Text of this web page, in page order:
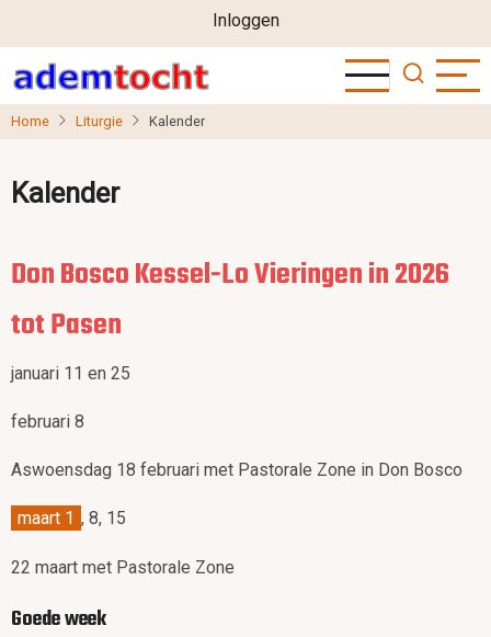
naar
de
inhoud
User
account
menu
Inloggen
Home Liturgie Kalender
Kalender
Don Bosco Kessel-Lo Vieringen in 2026
tot Pasen
januari 11 en 25
februari 8
Aswoensdag 18 februari met Pastorale Zone in Don Bosco
maart 1 , 8, 15
22 maart met Pastorale Zone
Goede week